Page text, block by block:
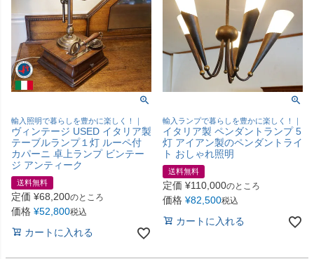
輸入照明で暮らしを豊かに楽しく！｜
ヴィンテージ USED イタリア製
テーブルランプ１灯 ルーペ付
カパーニ 卓上ランプ ビンテー
ジ アンティーク
送料無料
定価 ¥68,200のところ
価格 ¥52,800税込
カートに入れる
輸入ランプで暮らしを豊かに楽しく！｜
イタリア製 ペンダントランプ 5
灯 アイアン製のペンダントライ
ト おしゃれ照明
送料無料
定価 ¥110,000のところ
価格 ¥82,500税込
カートに入れる